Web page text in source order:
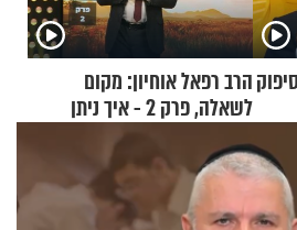
הרב רפאל אוחיון: מקום
לשאלה, פרק 2 - איך ניתן
להוכיח שהתורה משמיים?